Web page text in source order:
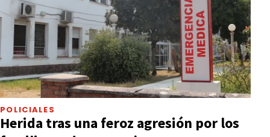
POLICIALES
Herida tras una feroz agresión por los